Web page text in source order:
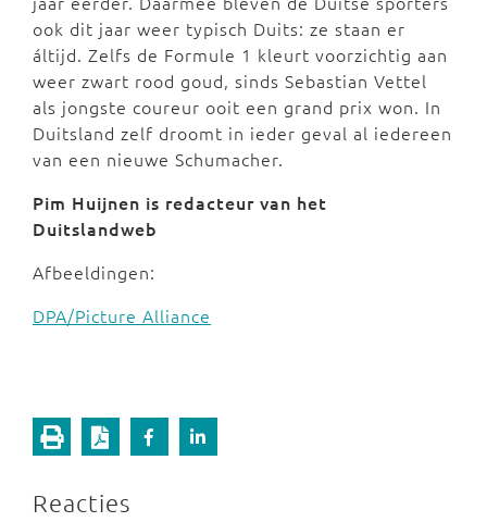
ook dit jaar weer typisch Duits: ze staan er
áltijd. Zelfs de Formule 1 kleurt voorzichtig aan
weer zwart rood goud, sinds Sebastian Vettel
als jongste coureur ooit een grand prix won. In
Duitsland zelf droomt in ieder geval al iedereen
van een nieuwe Schumacher.
Pim Huijnen is redacteur van het
Duitslandweb
Afbeeldingen:
DPA/Picture Alliance
Reacties